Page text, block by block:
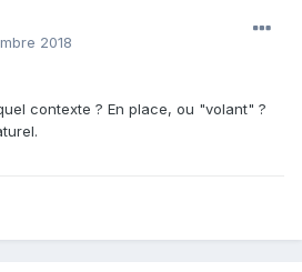
2018
contexte ? En place, ou "volant" ?